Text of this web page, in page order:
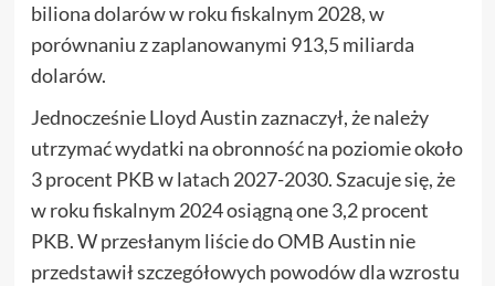
biliona dolarów w roku fiskalnym 2028, w
porównaniu z zaplanowanymi 913,5 miliarda
dolarów.
Jednocześnie Lloyd Austin zaznaczył, że należy
utrzymać wydatki na obronność na poziomie około
3 procent PKB w latach 2027-2030. Szacuje się, że
w roku fiskalnym 2024 osiągną one 3,2 procent
PKB. W przesłanym liście do OMB Austin nie
przedstawił szczegółowych powodów dla wzrostu